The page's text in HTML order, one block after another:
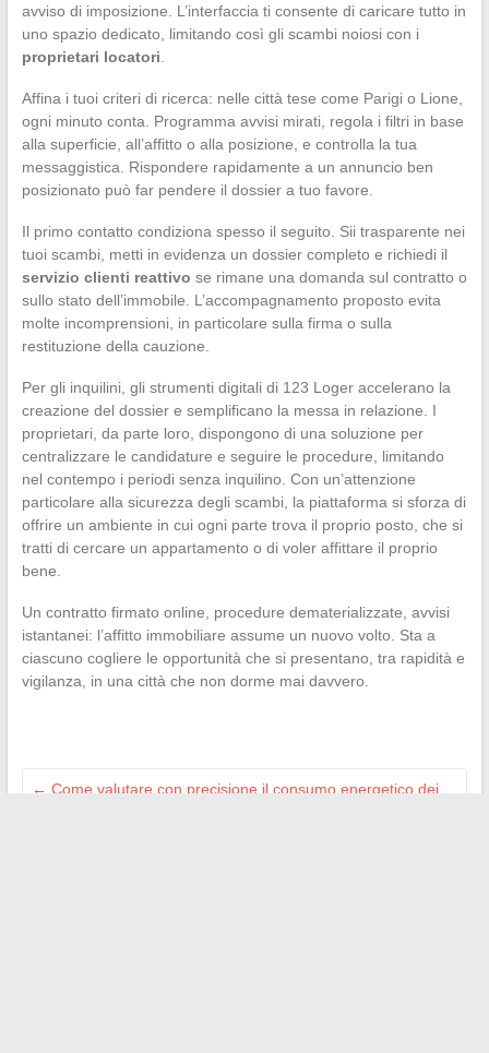
avviso di imposizione. L’interfaccia ti consente di caricare tutto in
uno spazio dedicato, limitando così gli scambi noiosi con i
proprietari locatori
Affina i tuoi criteri di ricerca: nelle città tese come Parigi o Lione,
ogni minuto conta. Programma avvisi mirati, regola i filtri in base
alla superficie, all’affitto o alla posizione, e controlla la tua
messaggistica. Rispondere rapidamente a un annuncio ben
posizionato può far pendere il dossier a tuo favore.
Il primo contatto condiziona spesso il seguito. Sii trasparente nei
tuoi scambi, metti in evidenza un dossier completo e richiedi il
servizio clienti reattivo se rimane una domanda sul contratto o
sullo stato dell’immobile. L’accompagnamento proposto evita
molte incomprensioni, in particolare sulla firma o sulla
restituzione della cauzione.
Per gli inquilini, gli strumenti digitali di 123 Loger accelerano la
creazione del dossier e semplificano la messa in relazione. I
proprietari, da parte loro, dispongono di una soluzione per
centralizzare le candidature e seguire le procedure, limitando
nel contempo i periodi senza inquilino. Con un’attenzione
particolare alla sicurezza degli scambi, la piattaforma si sforza di
offrire un ambiente in cui ogni parte trova il proprio posto, che si
tratti di cercare un appartamento o di voler affittare il proprio
bene.
Un contratto firmato online, procedure dematerializzate, avvisi
istantanei: l’affitto immobiliare assume un nuovo volto. Sta a
ciascuno cogliere le opportunità che si presentano, tra rapidità e
vigilanza, in una città che non dorme mai davvero.
← Come valutare con precisione il consumo energetico dei